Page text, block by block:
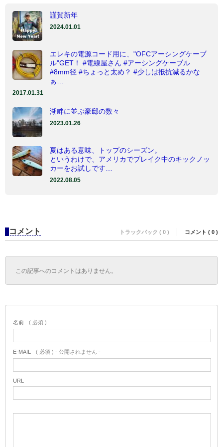
謹賀新年
2024.01.01
エレキの電源コード用に、"OFCアーシングケーブ
ル"GET！ #電線屋さん #アーシングケーブル
#8mm径 #ちょっと太め？ #少しは抵抗減るかな
ぁ…
2017.01.31
湖畔に並ぶ豪邸の数々
2023.01.26
夏はある意味、トップのシーズン。
というわけで、アメリカでブレイク中のキックノッ
カーをお試しです…
2022.08.05
コメント トラックバック ( 0 ) コメント ( 0 )
この記事へのコメントはありません。
名前 ( 必須 )
E-MAIL ( 必須 ) - 公開されません -
URL